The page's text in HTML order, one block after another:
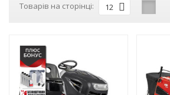
Товарів на сторінці: 12